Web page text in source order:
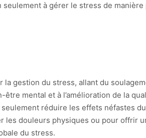
à gérer le stress de
la gestion du stress, allant du
mental et à l’amélioration de la
réduire les effets néfastes
douleurs physiques ou pour offrir
du stress.